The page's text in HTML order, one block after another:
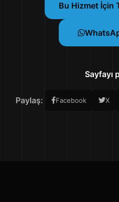
Bu Hizmet İçin
Sayfayı
Paylaş: Facebook X